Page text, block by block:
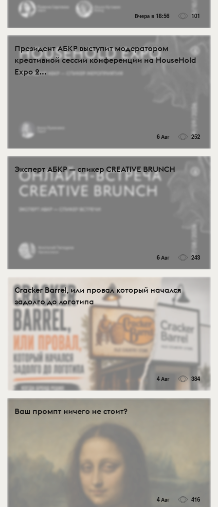
Вчера в 18:56 101
Президент АБКР выступит модератором
креативной сессии конференции на HouseHold
Expo 2...
6 Авг 252
Эксперт АБКР — спикер CREATIVE BRUNCH
6 Авг 243
Cracker Barrel, или провал который начался
задолго до логотипа
4 Авг 384
Ваш промпт ничего не стоит?
4 Авг 416